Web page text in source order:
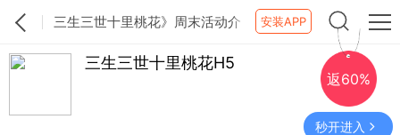
三生三世十里桃花》周末活动介
绍
安装APP
三生三世十里桃花H5
返60%
秒开进入